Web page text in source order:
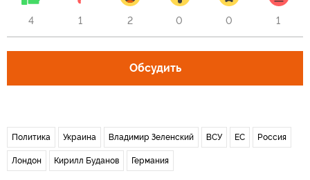
4 1 2 0 0 1
Обсудить
Политика Украина Владимир Зеленский ВСУ ЕС Россия
Лондон Кирилл Буданов Германия